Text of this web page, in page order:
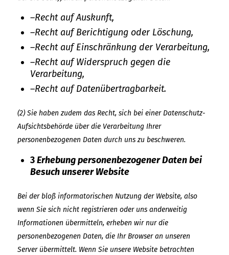
–Recht auf Auskunft,
–Recht auf Berichtigung oder Löschung,
–Recht auf Einschränkung der Verarbeitung,
–Recht auf Widerspruch gegen die
Verarbeitung,
–Recht auf Datenübertragbarkeit.
(2) Sie haben zudem das Recht, sich bei einer Datenschutz-
Aufsichtsbehörde über die Verarbeitung Ihrer
personenbezogenen Daten durch uns zu beschweren.
3Erhebung personenbezogener Daten bei
Besuch unserer Website
Bei der bloß informatorischen Nutzung der Website, also
wenn Sie sich nicht registrieren oder uns anderweitig
Informationen übermitteln, erheben wir nur die
personenbezogenen Daten, die Ihr Browser an unseren
Server übermittelt. Wenn Sie unsere Website betrachten